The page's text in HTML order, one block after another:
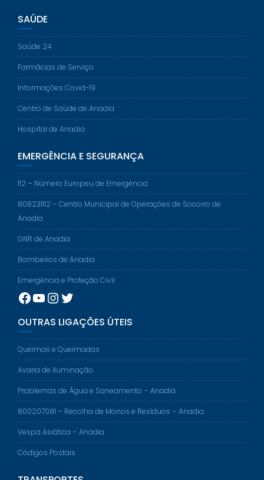
SAÚDE
Saúde 24
Farmácias de Serviço
Informações Covid-19
Centro de Saúde de Anadia
Hospital de Anadia
EMERGÊNCIA E SEGURANÇA
112 – Número Europeu de Emergência
808231112 – Centro Municipal de Operações de Socorro de
Anadia
GNR de Anadia
Bombeiros de Anadia
Emergência e Proteção Civil
Facebook
YouTube
Instagram
Twitter
OUTRAS LIGAÇÕES ÚTEIS
Queimas e Queimadas
Avaria de Iluminação
Problemas de Água e Saneamento – Anadia
800207081 – Recolha de Monos e Resíduos – Anadia
Vespa Asiática – Anadia
Códigos Postais